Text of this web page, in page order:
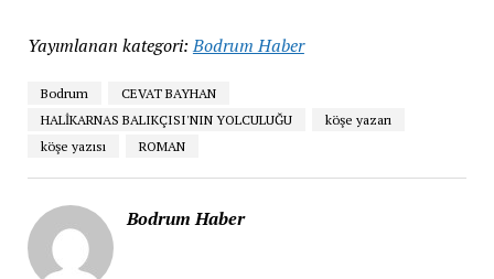
Yayımlanan kategori: Bodrum Haber
Bodrum
CEVAT BAYHAN
HALİKARNAS BALIKÇISI'NIN YOLCULUĞU
köşe yazarı
köşe yazısı
ROMAN
Bodrum Haber